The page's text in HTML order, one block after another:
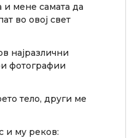
мене самата да
во овој свет
најразлични
фотографии
тело, други ме
и му реков: